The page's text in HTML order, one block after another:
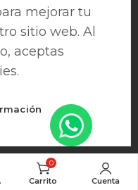
345
18h
0
Carrito Cuenta
mejorar tu
sitio web. Al
aceptas